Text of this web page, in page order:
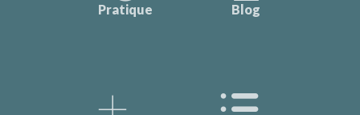
Pratique Blog